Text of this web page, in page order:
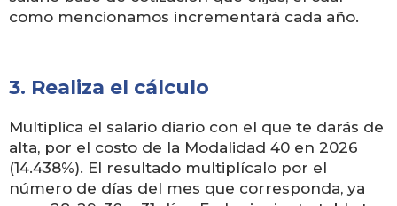
como mencionamos incrementará cada año.
3. Realiza el cálculo
Multiplica el salario diario con el que te darás de
alta, por el costo de la Modalidad 40 en 2026
(14.438%). El resultado multiplícalo por el
número de días del mes que corresponda, ya